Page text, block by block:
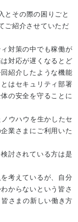
とその際の困りごと
ご紹介させていただ
対策の中でも稼働が
対応が遅くなるとど
紹介したような機能
はセキュリティ部署
の安全を守ることに
ウハウを生かしたセ
業さまにご利用いた
討されている方は是
考えているが、自分
からないという皆さ
さまの新しい働き方